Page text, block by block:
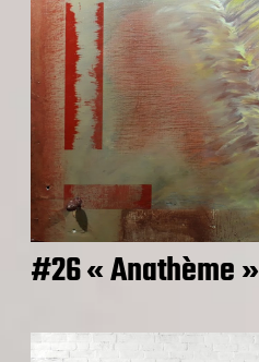
#26 « Anathème »